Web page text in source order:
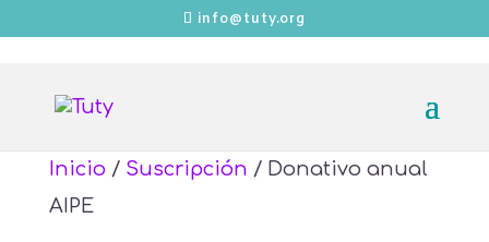
info@tuty.org
Inicio / Suscripción / Donativo anual
AIPE